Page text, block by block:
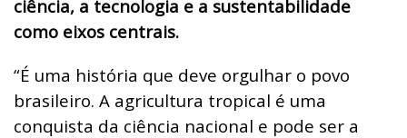
ciência, a tecnologia e a sustentabilidade
como eixos centrais.
“É uma história que deve orgulhar o povo
brasileiro. A agricultura tropical é uma
conquista da ciência nacional e pode ser a